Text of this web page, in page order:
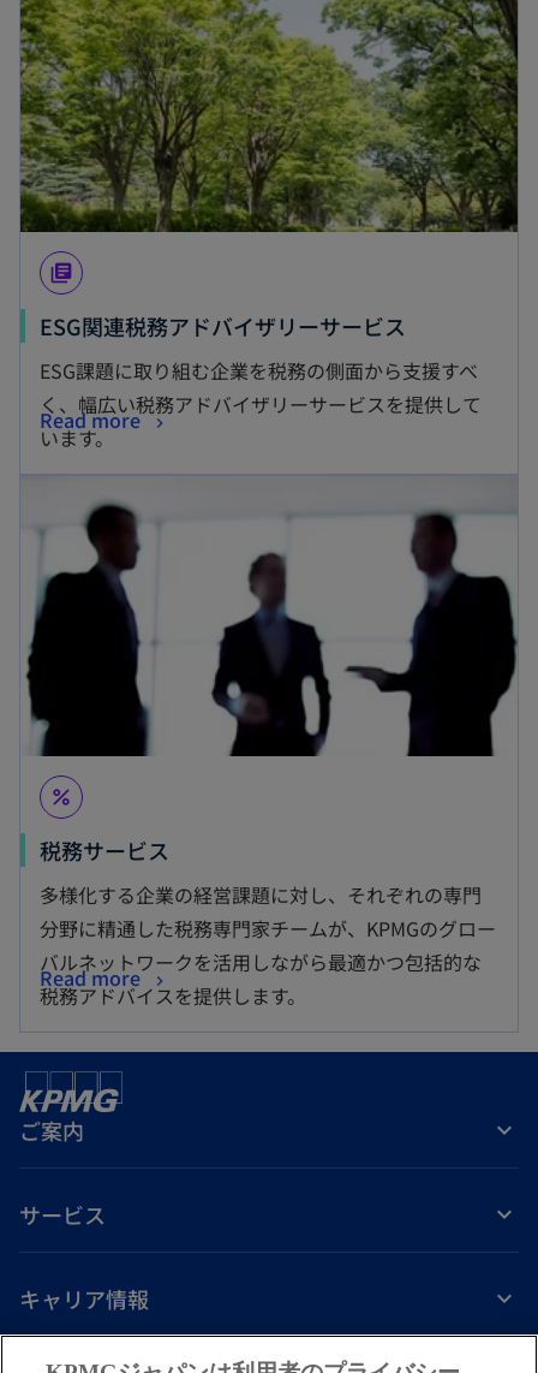
library_books
ESG関連税務アドバイザリーサービス
ESG課題に取り組む企業を税務の側面から支援すべ
く、幅広い税務アドバイザリーサービスを提供して
います。
Read more
percent
税務サービス
多様化する企業の経営課題に対し、それぞれの専門
分野に精通した税務専門家チームが、KPMGのグロー
バルネットワークを活用しながら最適かつ包括的な
税務アドバイスを提供します。
Read more
ご案内
サービス
キャリア情報